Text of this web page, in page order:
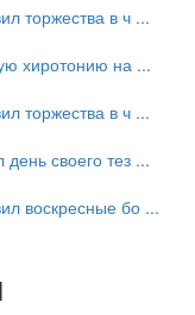
торжества в ч ...
хиротонию на ...
торжества в ч ...
своего тез ...
воскресные бо ...